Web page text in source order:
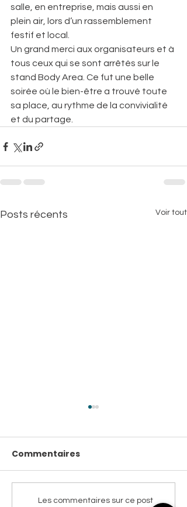
salle, en entreprise, mais aussi en
plein air, lors d’un rassemblement
festif et local.
Un grand merci aux organisateurs et à
tous ceux qui se sont arrêtés sur le
stand Body Area. Ce fut une belle
soirée où le bien-être a trouvé toute
sa place, au rythme de la convivialité
et du partage.
Posts récents Voir tout
🎄 Marchés de Noël
Commentaires
Les commentaires sur ce post